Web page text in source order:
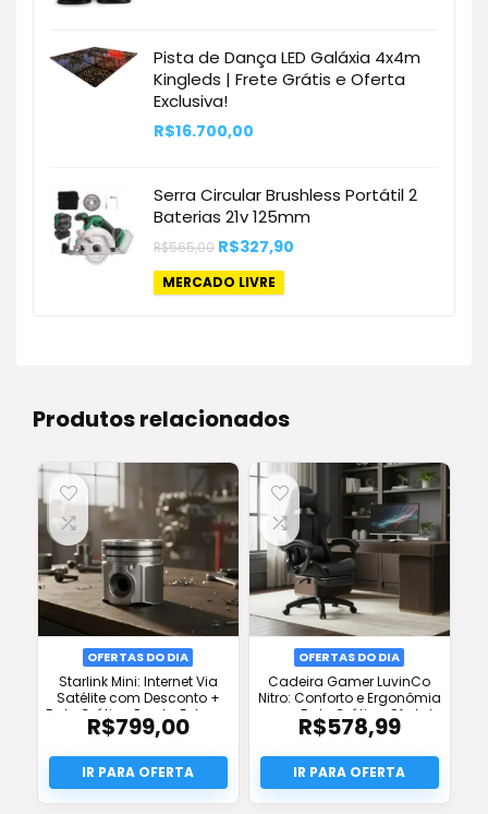
Pista de Dança LED Galáxia 4x4m
Kingleds | Frete Grátis e Oferta
Exclusiva!
R$16.700,00
Serra Circular Brushless Portátil 2
Baterias 21v 125mm
R$565,00 O
original
era:
R$327,90
MERCADO LIVRE
Produtos relacionados
OFERTAS DO DIA
Starlink Mini: Internet Via
Satélite com Desconto +
Frete Grátis e Pronta Entrega
R$799,00
OFERTAS DO DIA
Cadeira Gamer LuvinCo
Nitro: Conforto e Ergonômia
com Frete Grátis e Oferta!
R$578,99